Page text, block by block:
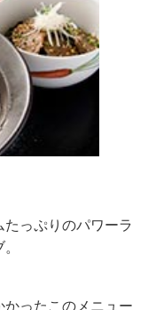
っぷりのパワーラ
ったこのメニュー